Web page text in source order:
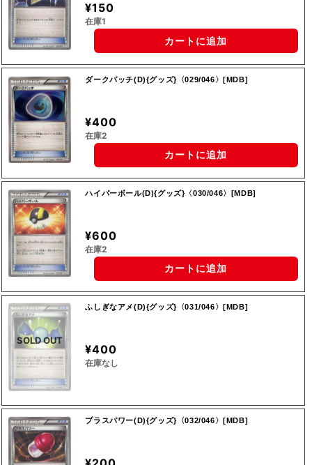
¥150
在庫1
カートに追加
ダークパッチ(D){グッズ}〈029/046〉[MDB]
¥400
在庫2
カートに追加
ハイパーボール(D){グッズ}〈030/046〉[MDB]
¥600
在庫2
カートに追加
SOLD OUT
ふしぎなアメ(D){グッズ}〈031/046〉[MDB]
¥400
在庫なし
プラスパワー(D){グッズ}〈032/046〉[MDB]